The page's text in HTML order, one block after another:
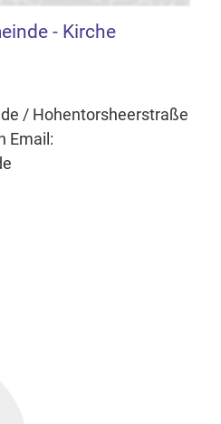
- Kirche
/ Hohentorsheerstraße
Email: